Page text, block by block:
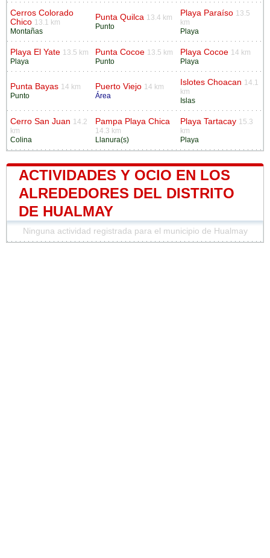
Cerros Colorado
Chico 13.1 km
Montañas
Punta Quilca 13.4 km
Punto
Playa Paraíso 13.5
km
Playa
Playa El Yate 13.5 km
Playa
Punta Cocoe 13.5 km
Punto
Playa Cocoe 14 km
Playa
Punta Bayas 14 km
Punto
Puerto Viejo 14 km
Área
Islotes Choacan 14.1
km
Islas
Cerro San Juan 14.2
km
Colina
Pampa Playa Chica
14.3 km
Llanura(s)
Playa Tartacay 15.3
km
Playa
ACTIVIDADES Y OCIO EN LOS
ALREDEDORES DEL DISTRITO
DE HUALMAY
Ninguna actividad registrada para el municipio de Hualmay